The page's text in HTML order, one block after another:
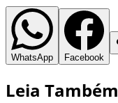
WhatsApp Facebook
Leia Também